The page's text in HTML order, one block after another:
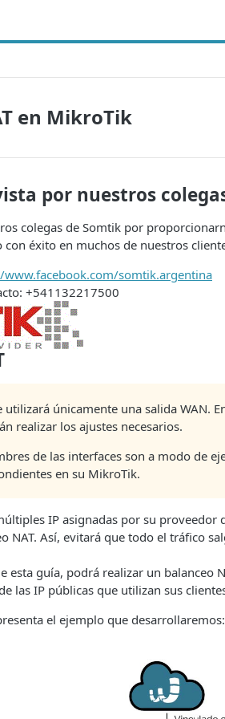
en MikroTik
por nuestros
colegas de Somtik por
éxito en muchos de nuestros
somtik.argentina
+541132217500
utilizará únicamente una salida WAN.
realizar los ajustes necesarios.
de las interfaces son a modo de
en su MikroTik.
IP asignadas por su
NAT. Así, evitará que todo el tráfico
esta guía, podrá realizar un balanceo
las IP públicas que utilizan sus
el ejemplo que desarrollaremos: